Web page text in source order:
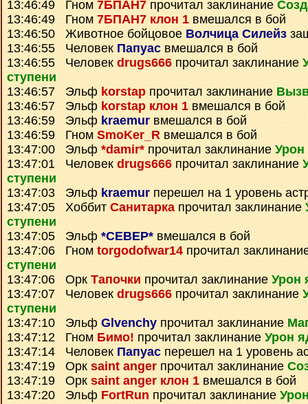
13:46:49 Гном 7БПАН7 прочитал заклинание
13:46:49 Гном 7БПАН7 клон 1 вмешался в бой
13:46:50 Животное бойцовое Волчица Силейз
13:46:55 Человек Папуас вмешался в бой
13:46:55 Человек drugs666 прочитал заклинание
ступени
13:46:57 Эльф korstap прочитал заклинание
13:46:57 Эльф korstap клон 1 вмешался в бой
13:46:59 Эльф kraemur вмешался в бой
13:46:59 Гном SmoKer_R вмешался в бой
13:47:00 Эльф *damir* прочитал заклинание Урон
13:47:01 Человек drugs666 прочитал заклинание
ступени
13:47:03 Эльф kraemur перешел на 1 уровень
13:47:05 Хоббит Санитаркапрочитал заклинание
ступени
13:47:05 Эльф *СЕВЕР* вмешался в бой
13:47:06 Гном torgodofwar14 прочитал
ступени
13:47:06 Орк Тапочки прочитал заклинание Урон
13:47:07 Человек drugs666 прочитал заклинание
ступени
13:47:10 Эльф Glvenchy прочитал заклинание
13:47:12 Гном Бимо! прочитал заклинание Урон
13:47:14 Человек Папуас перешел на 1 уровень
13:47:19 Орк saint anger прочитал заклинание
13:47:19 Орк saint anger клон 1 вмешался в бой
13:47:20 Эльф FortRun прочитал заклинание